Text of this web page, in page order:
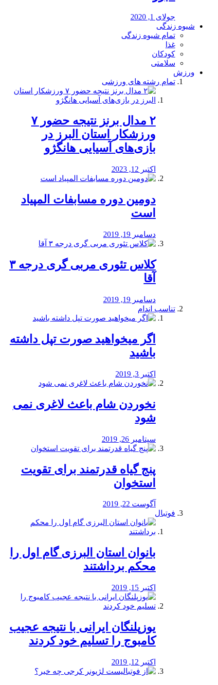
جولای 1, 2020
شیوه زندگی
تمام شیوه زندگی
غذا
کودکان
سلامتی
ورزش
تمام رشته های ورزشی
۲ مدال برنز نتیجه حضور ۷
ورزشکار استان البرز در
بازی‌های آسیایی هانگژو
اکتبر 12, 2023
دومین دوره مسابفات المپیاد
است
دسامبر 19, 2019
کلاس تئوری مربی گری درجه ۳
آقا
دسامبر 19, 2019
تناسب اندام
اگر میخواهید صورت تپل داشته
باشید
اکتبر 3, 2019
نخوردن شام باعث لاغری نمی
‌شود
سپتامبر 26, 2019
پنج گیاه قدرتمند برای تقویت
استخوان
آگوست 22, 2019
فوتبال
بانوان استان البرزی گام اول را
محكم برداشتند
اکتبر 15, 2019
یوزپلنگان ایرانی با نتیجه عجیب
کامبوج را تسلیم خود کردند
اکتبر 12, 2019